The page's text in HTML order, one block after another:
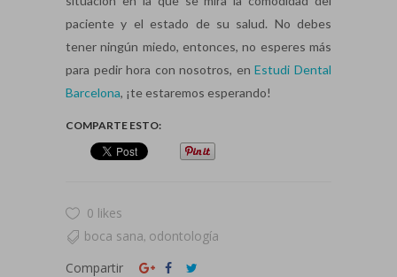
paciente y el estado de su salud. No debes
tener ningún miedo, entonces, no esperes más
para pedir hora con nosotros, enEstudi Dental
Barcelona, ¡te estaremos esperando!
COMPARTE ESTO:
0 likes
boca sana, odontología
Compartir